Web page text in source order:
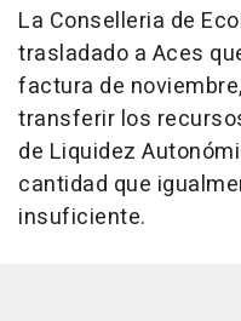
La Conselleria de
trasladado a Aces
factura de
transferir los
de Liquidez
cantidad que
insuficiente.